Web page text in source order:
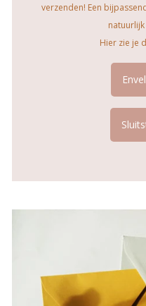
verzenden! Een
Hier zie je